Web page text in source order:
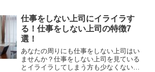
仕事をしない上司にイライラす
る！仕事をしない上司の特徴7
選！
あなたの周りにも仕事をしない上司はい
ませんか？仕事をしない上司を見ている
とイライラしてしまう方も少なくないは